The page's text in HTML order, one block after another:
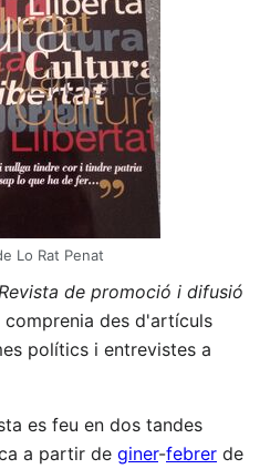
Lo Rat Penat
Revista de promoció i difusió
comprenia des d'artículs
polítics i entrevistes a
es feu en dos tandes
a partir de giner-febrer de